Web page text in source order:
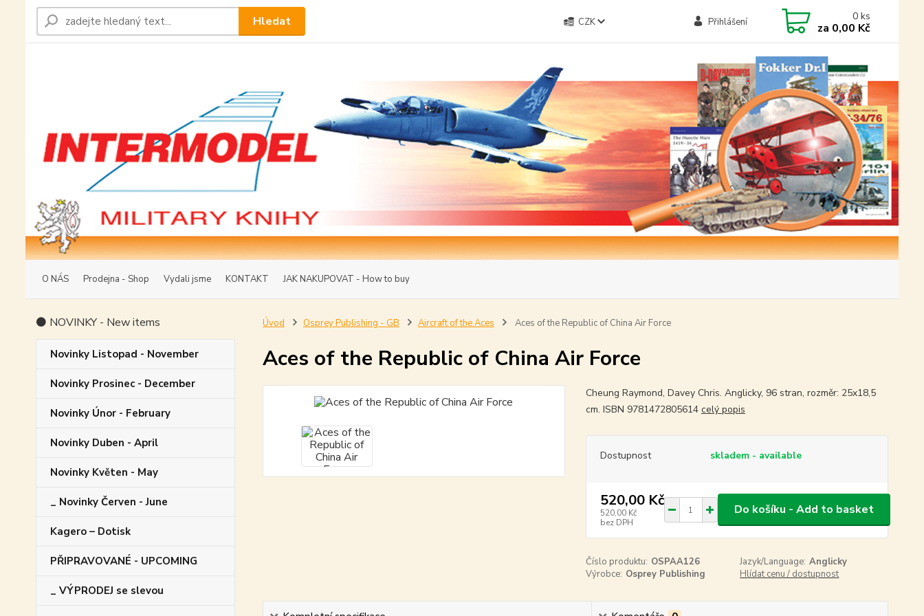
O NÁS Prodejna - Shop Vydali jsme KONTAKT JAK NAKUPOVAT - How to buy
CZK Přihlášení
Hledat 0 ks
za 0,00 Kč
⚫ NOVINKY - New items
Novinky Listopad - November
Novinky Prosinec - December
Novinky Únor - February
Novinky Duben - April
Novinky Květen - May
_ Novinky Červen - June
Kagero – Dotisk
PŘIPRAVOVANÉ - UPCOMING
_ VÝPRODEJ se slevou
Úvod Osprey Publishing - GB Aircraft of the Aces Aces of the Republic of China Air Force
Aces of the Republic of China Air Force
Cheung Raymond, Davey Chris. Anglicky, 96 stran, rozměr: 25x18,5
cm. ISBN 9781472805614 celý popis
Dostupnost skladem - available
520,00 Kč
520,00 Kč
bez DPH
Do košíku - Add to basket
Číslo produktu: OSPAA126 Jazyk/Language: Anglicky
Výrobce: Osprey Publishing Hlídat cenu / dostupnost